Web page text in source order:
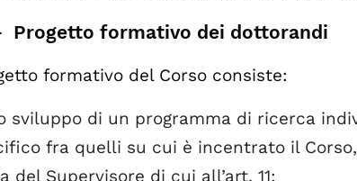
Progetto formativo dei dottorandi
formativo del Corso consiste:
sviluppo di un programma di ricerca
fra quelli su cui è incentrato il
del Supervisore di cui all’art. 11;